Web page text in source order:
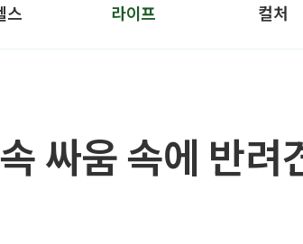
스 라이프 컬처
싸움 속에 반